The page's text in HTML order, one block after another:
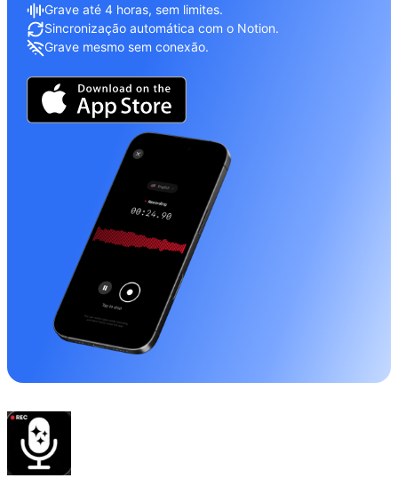
Grave até 4 horas, sem limites.
Sincronização automática com o Notion.
Grave mesmo sem conexão.